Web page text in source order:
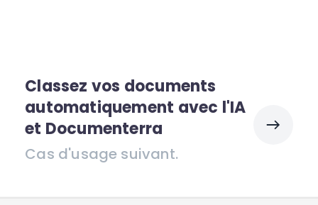
Classez vos documents
automatiquement avec l'IA
et Documenterra
Cas d'usage suivant.